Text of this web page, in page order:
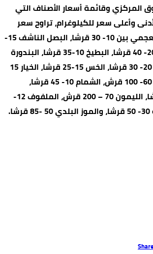
وقائمة أسعار الأصناف التي
وأعلى سعر للكيلوغرام، تراوح سعر
الباذنجان الأسود العجمي بين 10- 30 قرشا، البصل الناشف 15-
25 قرشا، البطاطا 20- 40 قرشا، البطيخ 10-35 قرشا، البندورة
15- 30 قرشا، الجزر 20- 30 قرشا، الخس 15-25 قرشا، الخيار 15
– 30 قرشا، الزهرة 60- 100 قرش، الشمام 10- 45 قرشا،
الكوسا 20- 40 قرشا، الليمون 70 – 200 قرش، الملفوف 12-